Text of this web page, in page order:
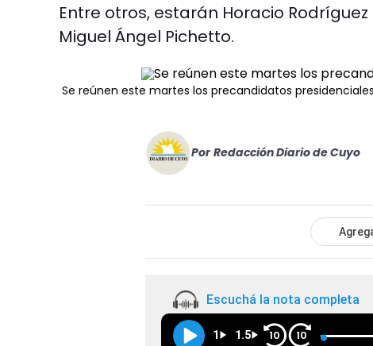
Entre otros, estarán Horacio
Miguel Ángel Pichetto.
Se reúnen este martes los precandidatos
Por Redacción Diario de Cuyo
Escuchá la nota completa
1 1.5 10 10